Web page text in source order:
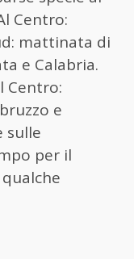
Centro:
mattinata di
e Calabria.
Centro:
e
sulle
per il